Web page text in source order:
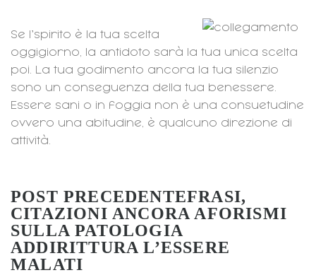
Se l’spirito è la tua scelta
oggigiorno, la antidoto sarà la tua unica scelta
poi. La tua godimento ancora la tua silenzio
sono un conseguenza della tua benessere.
Essere sani o in foggia non è una consuetudine
ovvero una abitudine, è qualcuno direzione di
attività.
POST PRECEDENTEFRASI,
CITAZIONI ANCORA AFORISMI
SULLA PATOLOGIA
ADDIRITTURA L’ESSERE
MALATI